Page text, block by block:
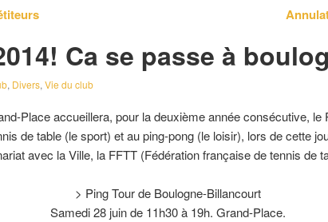
Ca se passe à
, Divers,Vie du club
Place accueillera, pour la deuxième année consécutive, le
de table (le sport) et au ping-pong (le loisir), lors de cette
avec la Ville, la FFTT (Fédération française de tennis de
> Ping Tour de Boulogne-Billancourt
Samedi 28 juin de 11h30 à 19h. Grand-Place.